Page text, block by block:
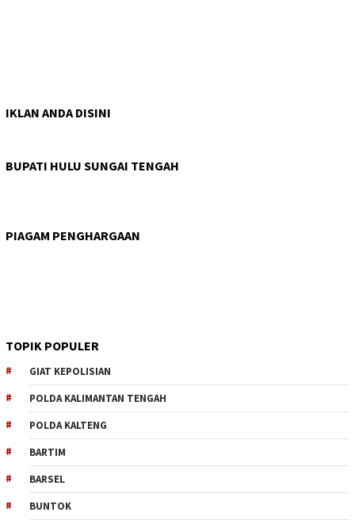
IKLAN ANDA DISINI
BUPATI HULU SUNGAI TENGAH
PIAGAM PENGHARGAAN
TOPIK POPULER
GIAT KEPOLISIAN
POLDA KALIMANTAN TENGAH
POLDA KALTENG
BARTIM
BARSEL
BUNTOK